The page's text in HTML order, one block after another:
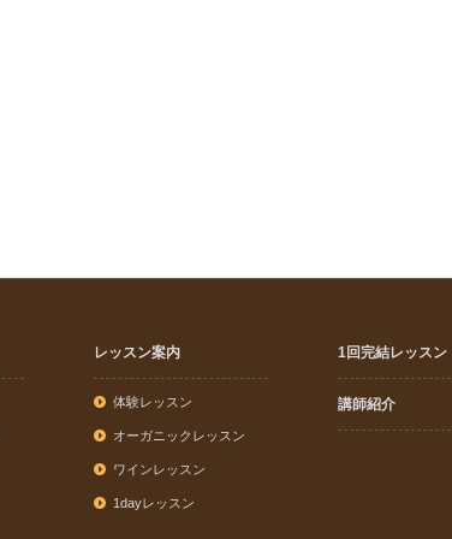
レッスン案内
体験レッスン
オーガニックレッスン
ワインレッスン
1dayレッスン
1回完結レッスン
講師紹介